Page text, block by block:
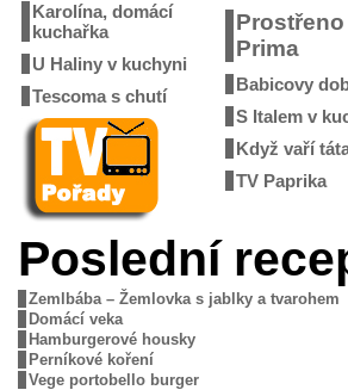
Karolína, domácí
kuchařka
U Haliny v kuchyni
Tescoma s chutí
Prostřeno
Prima
Babicovy
S Italem v
Když vaří
TV Paprika
Poslední
Zemlbába – Žemlovka s jablky a tvarohem
Domácí veka
Hamburgerové housky
Perníkové koření
Vege portobello burger